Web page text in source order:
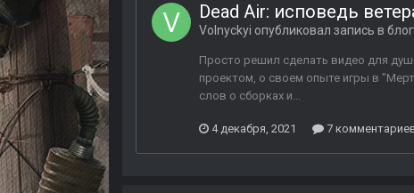
Dead Air: исповедь
Volnyckyi опубликовал запись в
Просто решил сделать видео для
проектом, о своем опыте игры в
слов о сборках и...
4 декабря, 2021 7